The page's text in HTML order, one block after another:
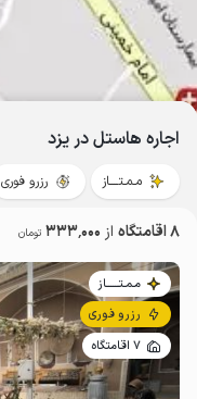
اجاره هاستل در یزد
مـمـتــــاز رزرو فوری
8 اقامتگاه از 333٬000 تومان
مـمـتــــــاز
رزرو فوری
7 اقامتگاه